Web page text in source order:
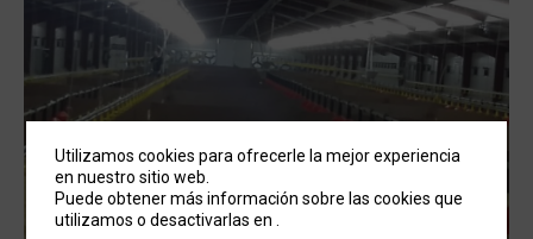
Utilizamos cookies para ofrecerle la mejor experiencia
en nuestro sitio web.
Puede obtener más información sobre las cookies que
utilizamos o desactivarlas en